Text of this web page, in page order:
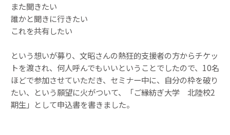
また聞きたい
誰かと聞きに行きたい
これを共有したい
という想いが募り、文昭さんの熱狂的支援者の方からチケッ
トを渡され、何人呼んでもいいということでしたので、10名
ほどで参加させていただき、セミナー中に、自分の枠を破り
たい、という願望に火がついて、「ご縁紡ぎ大学 北陸校2
期生」として申込書を書きました。